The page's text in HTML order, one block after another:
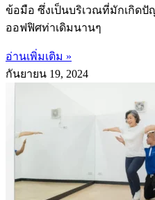
ข้อมือ ซึ่งเป็นบริเวณที่มักเกิดปั
ออฟฟิศท่าเดิมนานๆ
อ่านเพิ่มเติม »
กันยายน 19, 2024